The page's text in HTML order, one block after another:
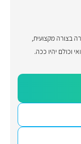
בצורה מקצועית,
וכולם יהיו ככה.